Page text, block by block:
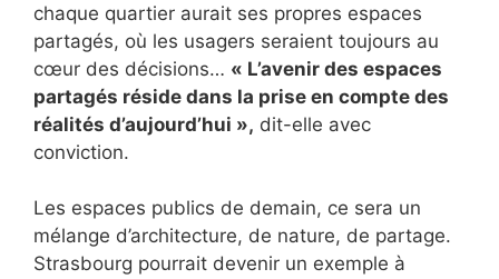
chaque quartier aurait ses propres espaces
partagés, où les usagers seraient toujours au
cœur des décisions… « L’avenir des espaces
partagés réside dans la prise en compte des
réalités d’aujourd’hui », dit-elle avec
conviction.
Les espaces publics de demain, ce sera un
mélange d’architecture, de nature, de partage.
Strasbourg pourrait devenir un exemple à